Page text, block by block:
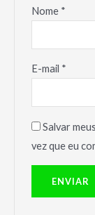
Nome *
E-mail *
Salvar
vez que eu